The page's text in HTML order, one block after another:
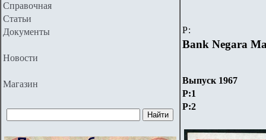
Справочная
Статьи
Документы
Новости
Магазин
Р:
Bank Negara
Выпуск 1967
P:1
P:2